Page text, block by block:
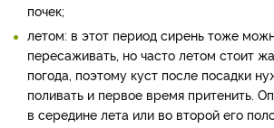
почек;
летом: в этот период сирень тоже
пересаживать, но часто летом стоит
погода, поэтому куст после посадки
поливать и первое время притенить.
в середине лета или во второй его